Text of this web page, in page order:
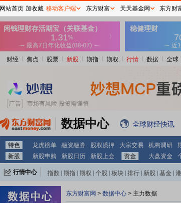
财经 焦点 股票 新股 期指 期权 行情 数据 全球
数据中心 全球财经快讯
特色 龙虎榜单 融资融券 股权质押 大宗交易 机构调研
新股
新股申购 新股日历 新股上会 资金 大盘资金
行情中心 指数 期指 期权 个股 板块 排行 新股 基金
东方财富网 > 数据中心 > 主力数据
网站首页 加收藏 移动客户端 东方财富 天天基金网 东方财